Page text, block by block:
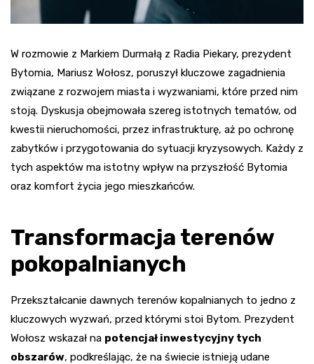
W rozmowie z Markiem Durmałą z Radia Piekary, prezydent
Bytomia, Mariusz Wołosz, poruszył kluczowe zagadnienia
związane z rozwojem miasta i wyzwaniami, które przed nim
stoją. Dyskusja obejmowała szereg istotnych tematów, od
kwestii nieruchomości, przez infrastrukturę, aż po ochronę
zabytków i przygotowania do sytuacji kryzysowych. Każdy z
tych aspektów ma istotny wpływ na przyszłość Bytomia
oraz komfort życia jego mieszkańców.
Transformacja terenów
pokopalnianych
Przekształcanie dawnych terenów kopalnianych to jedno z
kluczowych wyzwań, przed którymi stoi Bytom. Prezydent
Wołosz wskazał na potencjał inwestycyjny tych
obszarów, podkreślając, że na świecie istnieją udane